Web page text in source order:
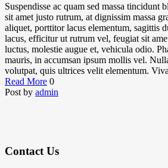
Suspendisse ac quam sed massa tincidunt
sit amet justo rutrum, at dignissim massa
aliquet, porttitor lacus elementum, sagittis
lacus, efficitur ut rutrum vel, feugiat sit
luctus, molestie augue et, vehicula odio.
mauris, in accumsan ipsum mollis vel.
volutpat, quis ultrices velit elementum.
Read More 0
Post by admin
Contact Us